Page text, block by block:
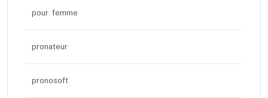
pour femme
pronateur
pronosoft